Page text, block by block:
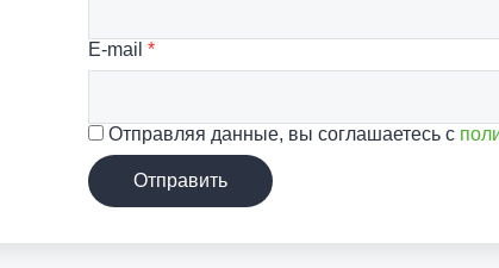
E-mail *
Отправляя данные, вы соглашаетесь с
Отправить